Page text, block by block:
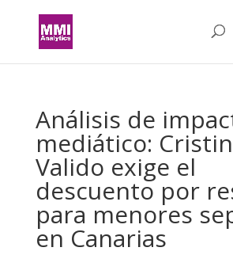
Análisis de
mediático:
Valido exige el
descuento por
para menores
en Canarias